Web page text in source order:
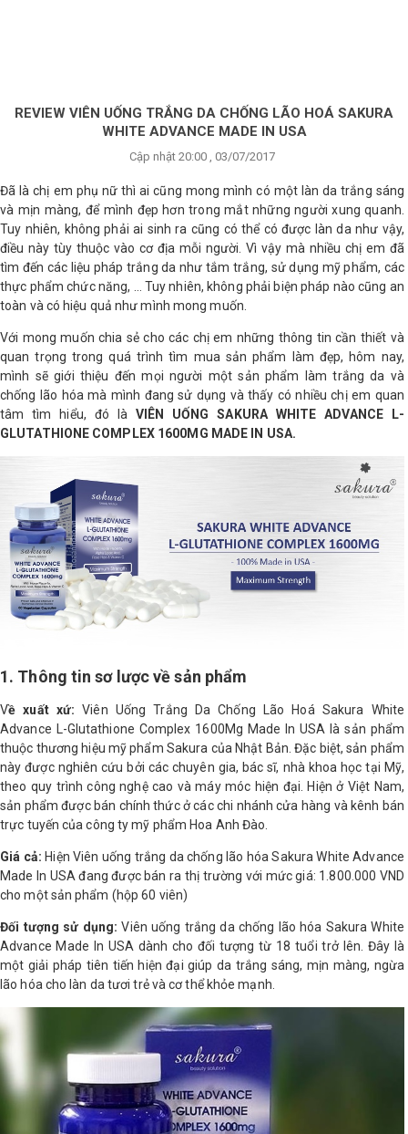
Shop All Brand A-
Z
REVIEW VIÊN UỐNG TRẮNG DA CHỐNG LÃO HOÁ SAKURA
WHITE ADVANCE MADE IN USA
Cập nhật 20:00 , 03/07/2017
Đã là chị em phụ nữ thì ai cũng mong mình có một làn da trắng sáng
và mịn màng, để mình đẹp hơn trong mắt những người xung quanh.
Tuy nhiên, không phải ai sinh ra cũng có thể có được làn da như vậy,
điều này tùy thuộc vào cơ địa mỗi người. Vì vậy mà nhiều chị em đã
tìm đến các liệu pháp trắng da như tắm trắng, sử dụng mỹ phẩm, các
thực phẩm chức năng, … Tuy nhiên, không phải biện pháp nào cũng an
toàn và có hiệu quả như mình mong muốn.
Với mong muốn chia sẻ cho các chị em những thông tin cần thiết và
quan trọng trong quá trình tìm mua sản phẩm làm đẹp, hôm nay,
mình sẽ giới thiệu đến mọi người một sản phẩm làm trắng da và
chống lão hóa mà mình đang sử dụng và thấy có nhiều chị em quan
tâm tìm hiểu, đó là VIÊN UỐNG SAKURA WHITE ADVANCE L-
GLUTATHIONE COMPLEX 1600MG MADE IN USA.
1. Thông tin sơ lược về sản phẩm
Về xuất xứ: Viên Uống Trắng Da Chống Lão Hoá Sakura White
Advance L-Glutathione Complex 1600Mg Made In USA là sản phẩm
thuộc thương hiệu mỹ phẩm Sakura của Nhật Bản. Đặc biệt, sản phẩm
này được nghiên cứu bởi các chuyên gia, bác sĩ, nhà khoa học tại Mỹ,
theo quy trình công nghệ cao và máy móc hiện đại. Hiện ở Việt Nam,
sản phẩm được bán chính thức ở các chi nhánh cửa hàng và kênh bán
trực tuyến của công ty mỹ phẩm Hoa Anh Đào.
Giá cả: Hiện Viên uống trắng da chống lão hóa Sakura White Advance
Made In USA đang được bán ra thị trường với mức giá: 1.800.000 VND
cho một sản phẩm (hộp 60 viên)
Đối tượng sử dụng: Viên uống trắng da chống lão hóa Sakura White
Advance Made In USA dành cho đối tượng từ 18 tuổi trở lên. Đây là
một giải pháp tiên tiến hiện đại giúp da trắng sáng, mịn màng, ngừa
lão hóa cho làn da tươi trẻ và cơ thể khỏe mạnh.